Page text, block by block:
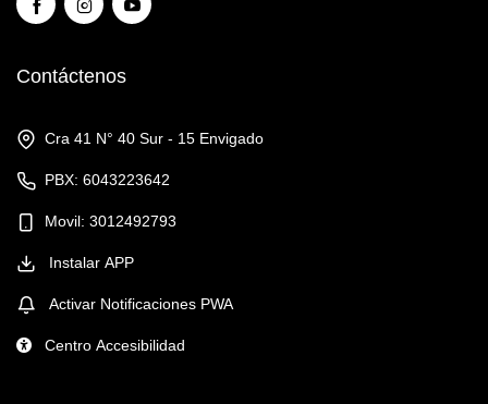
Contáctenos
Cra 41 N° 40 Sur - 15 Envigado
PBX: 6043223642
Movil: 3012492793
Instalar APP
Activar Notificaciones PWA
Centro Accesibilidad